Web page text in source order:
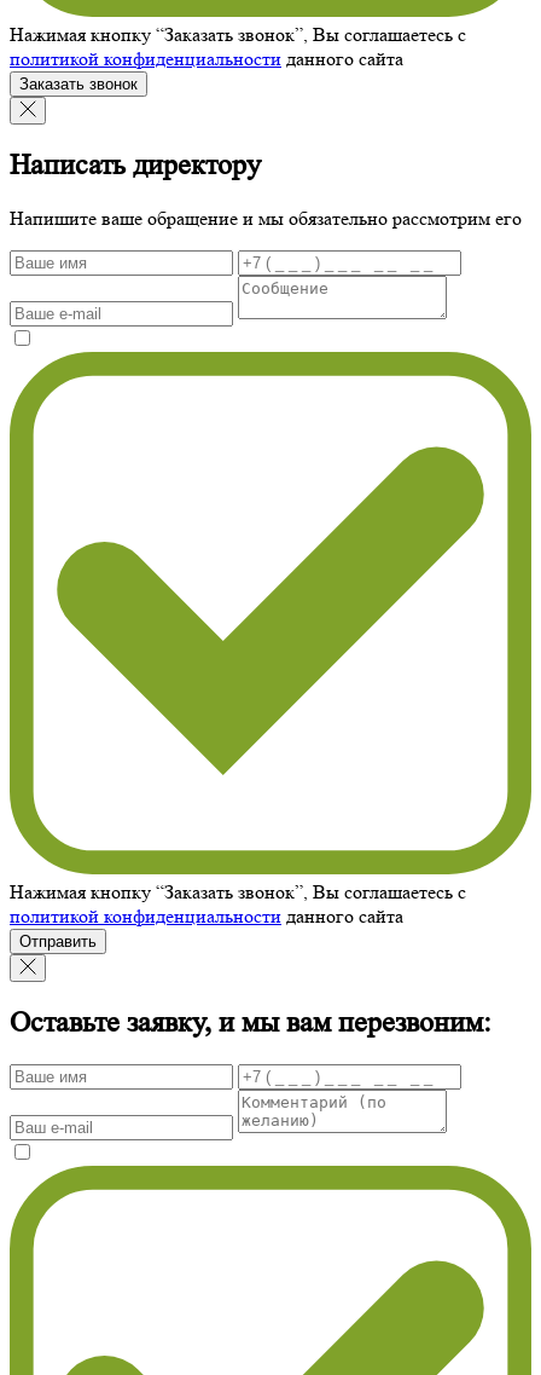
Нажимая кнопку “Заказать звонок”, Вы соглашаетесь с
политикой конфиденциальности данного сайта
Заказать звонок
Написать директору
Напишите ваше обращение и мы обязательно рассмотрим его
Нажимая кнопку “Заказать звонок”, Вы соглашаетесь с
политикой конфиденциальности данного сайта
Отправить
Оставьте заявку, и мы вам перезвоним: